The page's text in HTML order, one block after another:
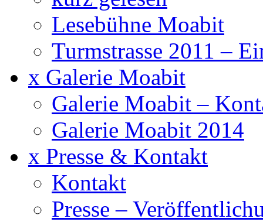
Lesebühne Moabit
Turmstrasse 2011 –
x Galerie Moabit
Galerie Moabit –
Galerie Moabit 2014
x Presse & Kontakt
Kontakt
Presse –